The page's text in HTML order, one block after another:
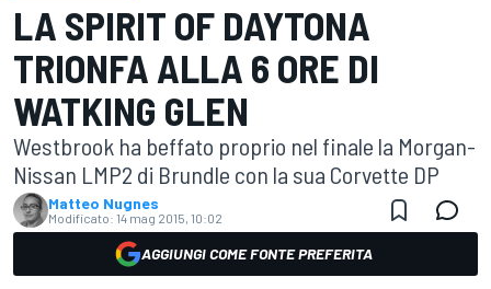
LA SPIRIT OF DAYTONA
TRIONFA ALLA 6 ORE DI
WATKING GLEN
Westbrook ha beffato proprio nel finale la Morgan-
Nissan LMP2 di Brundle con la sua Corvette DP
Matteo Nugnes
Modificato: 14 mag 2015, 10:02
AGGIUNGI COME FONTE PREFERITA